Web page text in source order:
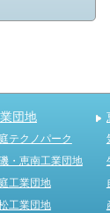
団地
テクノパーク
・恵南工業団地
工業団地
工業団地